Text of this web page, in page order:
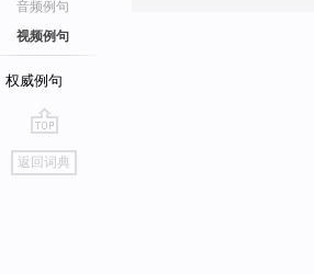
音频例句
视频例句
权威例句
go
top
返回词典